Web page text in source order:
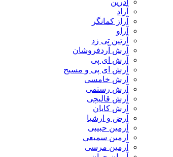
آدرین
آراد
آراز کمانگر
آراو
آرتین تی زد
آرش آردفروشان
آرش ای پی
آرش ای پی و مسیح
آرش خامسی
آرش رستمی
آرش قالیچی
آرش کایان
​آرض و ارشیا
آرمین حبیبی
آرمین سمیعی
آرمین مرسی